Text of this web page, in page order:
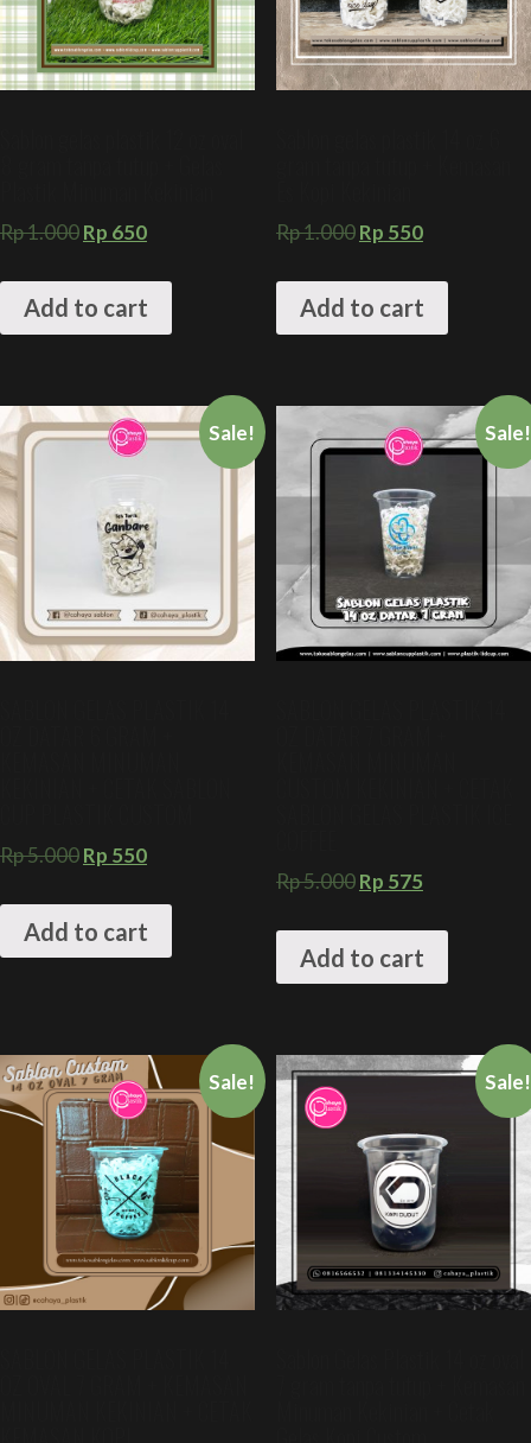
Rp1.000Rp 650
Add to cart
Rp1.000Rp 550
Add to cart
Sale!
Rp5.000Rp 550
Add to cart
Sale!
Rp5.000Rp 575
Add to cart
Sale! Sale!